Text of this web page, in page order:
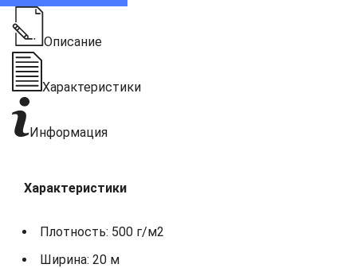
Описание
Характеристики
Информация
Характеристики
Плотность: 500 г/м2
Ширина: 20 м